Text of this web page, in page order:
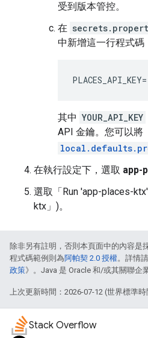
受到版本管控。
在
中新增這一行程式碼
其中 YOUR_API_KEY
API 金鑰。您可以將
在執行設定下，選取 app-
選取「Run 'app-places-
ktx」)。
除非另有註明，否則本頁面中的內容是
程式碼範例則為阿帕契 2.0 授權。詳情
政策》。Java 是 Oracle 和/或其關聯企
上次更新時間：2026-07-12 (世界標準時
Stack Overflow